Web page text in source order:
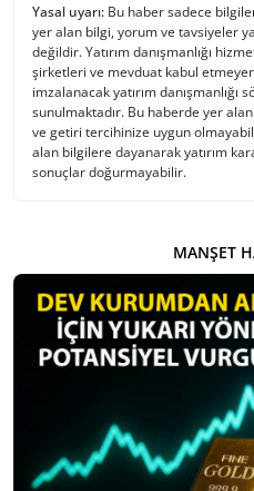
Yasal uyarı: Bu haber sadece
yer alan bilgi, yorum ve tavsiyeler
değildir. Yatırım danışmanlığı
şirketleri ve mevduat kabul
imzalanacak yatırım danışmanlığı
sunulmaktadır. Bu haberde yer
ve getiri tercihinize uygun
alan bilgilere dayanarak yatırım
sonuçlar doğurmayabilir.
MANŞET